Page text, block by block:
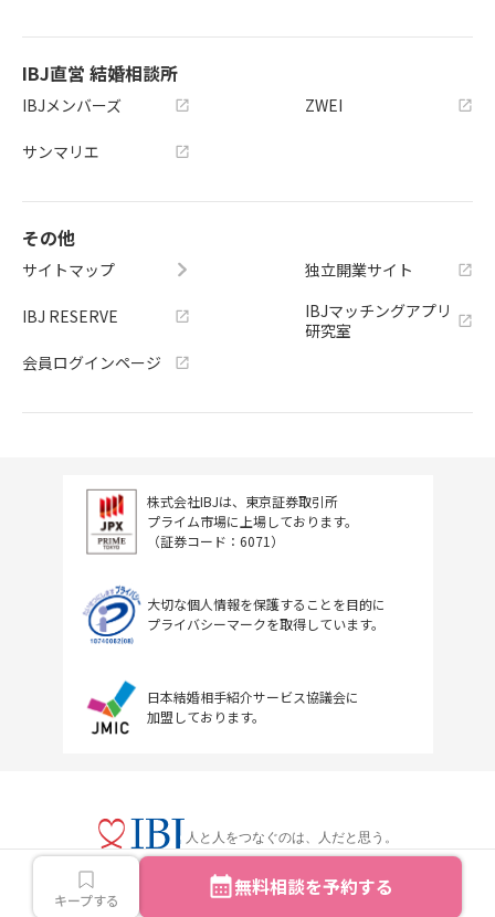
キープする 無料相談を予約する
IBJ直営 結婚相談所
IBJメンバーズ
サンマリエ
ZWEI
その他
サイトマップ
IBJ RESERVE
会員ログインページ
独立開業サイト
IBJマッチングアプリ
研究室
株式会社IBJは、東京証券取引所
プライム市場に上場しております。
（証券コード：6071）
大切な個人情報を保護することを目的に
プライバシーマークを取得しています。
日本結婚相手紹介サービス協議会に
加盟しております。
人と人をつなぐのは、人だと思う。